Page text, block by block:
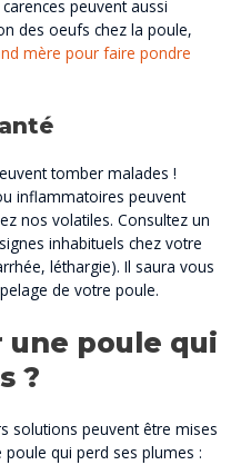
peuvent aussi
des oeufs chez la poule,
mère pour faire pondre
tomber malades !
inflammatoires peuvent
nos volatiles. Consultez un
inhabituels chez votre
léthargie). Il saura vous
de votre poule.
poule qui
?
solutions peuvent être mises
qui perd ses plumes :